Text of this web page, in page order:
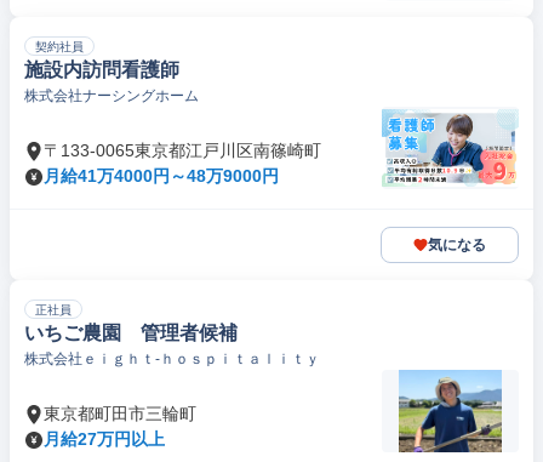
契約社員
施設内訪問看護師
株式会社ナーシングホーム
〒133-0065東京都江戸川区南篠崎町
月給41万4000円～48万9000円
気になる
正社員
いちご農園 管理者候補
株式会社ｅｉｇｈｔ‐ｈｏｓｐｉｔａｌｉｔｙ
東京都町田市三輪町
月給27万円以上